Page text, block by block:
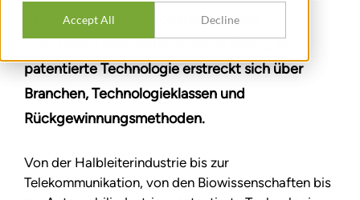
Accept All Decline
Expertise in der wirtschaftlichen und
finanziellen Meinungsbildung in Bezug auf
patentierte Technologie erstreckt sich über
Branchen, Technologieklassen und
Rückgewinnungsmethoden.
Von der Halbleiterindustrie bis zur
Telekommunikation, von den Biowissenschaften bis